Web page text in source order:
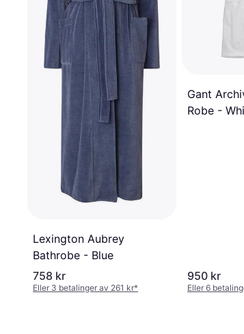
Lexington Aubrey
Bathrobe - Blue
758 kr
Eller 3 betalinger av 261 kr*
Gant
Robe -
950 kr
Eller 6